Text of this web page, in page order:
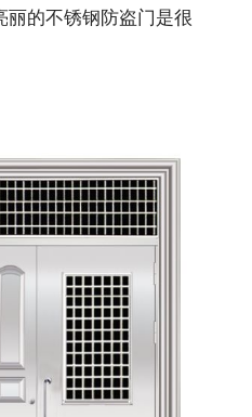
的不锈钢防盗门是很